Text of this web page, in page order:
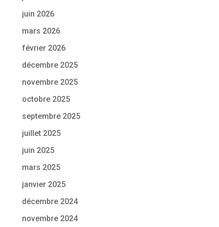
juin 2026
mars 2026
février 2026
décembre 2025
novembre 2025
octobre 2025
septembre 2025
juillet 2025
juin 2025
mars 2025
janvier 2025
décembre 2024
novembre 2024